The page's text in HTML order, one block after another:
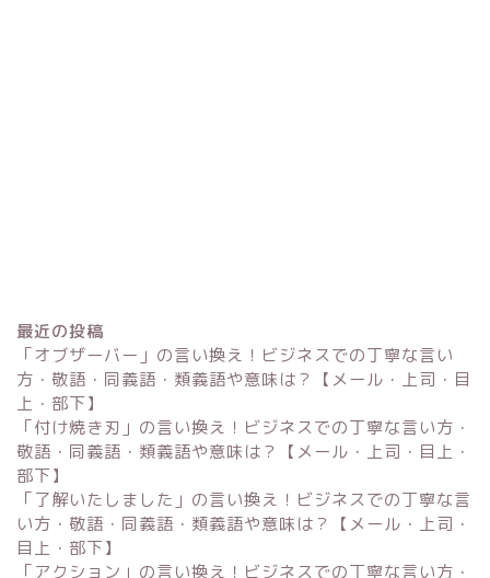
最近の投稿
「オブザーバー」の言い換え！ビジネスでの丁寧な言い
方・敬語・同義語・類義語や意味は？【メール・上司・目
上・部下】
「付け焼き刃」の言い換え！ビジネスでの丁寧な言い方・
敬語・同義語・類義語や意味は？【メール・上司・目上・
部下】
「了解いたしました」の言い換え！ビジネスでの丁寧な言
い方・敬語・同義語・類義語や意味は？【メール・上司・
目上・部下】
「アクション」の言い換え！ビジネスでの丁寧な言い方・
Excel
単位変換・換算
科学・計算関連